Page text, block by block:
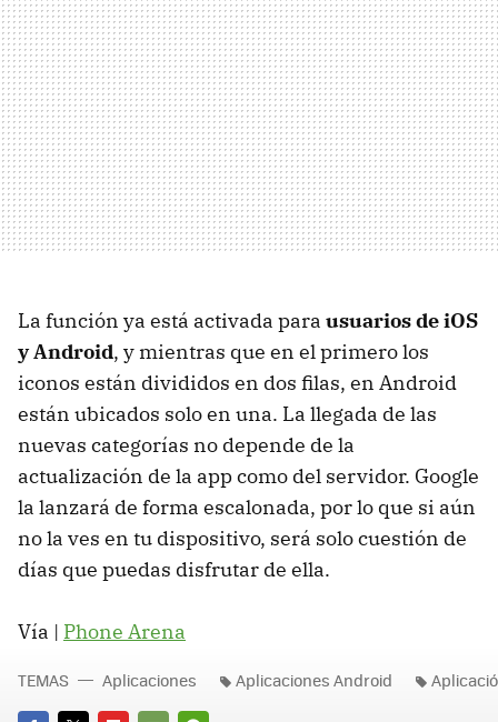
La función ya está activada para usuarios de iOS
y Android, y mientras que en el primero los
iconos están divididos en dos filas, en Android
están ubicados solo en una. La llegada de las
nuevas categorías no depende de la
actualización de la app como del servidor. Google
la lanzará de forma escalonada, por lo que si aún
no la ves en tu dispositivo, será solo cuestión de
días que puedas disfrutar de ella.
Vía | Phone Arena
TEMAS Aplicaciones Aplicaciones Android